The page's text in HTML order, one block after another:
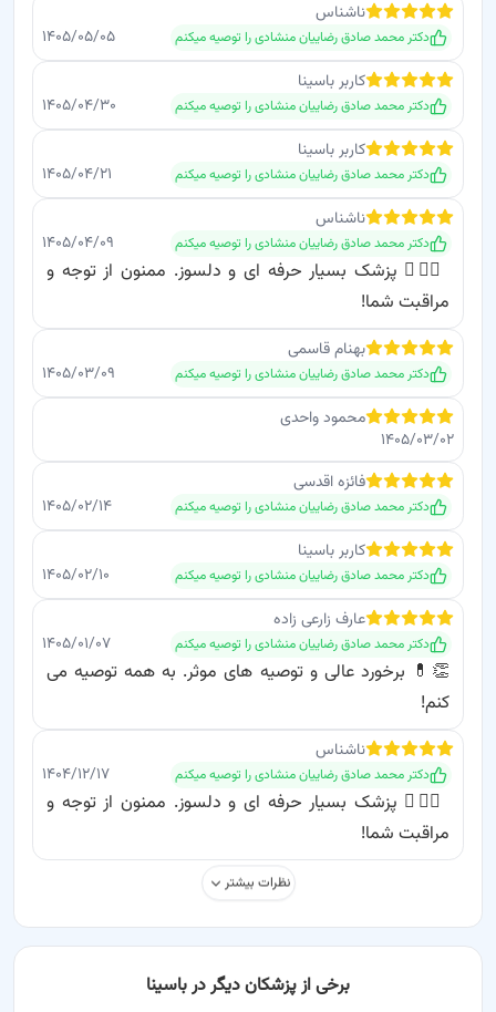
ناشناس
دکتر محمد صادق رضاییان منشادیرا توصیه میکنم
۱۴۰۵/۰۵/۰۵
کاربر باسینا
دکتر محمد صادق رضاییان منشادیرا توصیه میکنم
۱۴۰۵/۰۴/۳۰
کاربر باسینا
دکتر محمد صادق رضاییان منشادیرا توصیه میکنم
۱۴۰۵/۰۴/۲۱
ناشناس
دکتر محمد صادق رضاییان منشادیرا توصیه میکنم ۱۴۰۵/۰۴/۰۹
👨‍⚕️✨ پزشک بسیار حرفه ای و دلسوز. ممنون از توجه و
مراقبت شما!
بهنامقاسمی
دکتر محمد صادق رضاییان منشادیرا توصیه میکنم
۱۴۰۵/۰۳/۰۹
محمودواحدی
۱۴۰۵/۰۳/۰۲
فائزهاقدسی
دکتر محمد صادق رضاییان منشادیرا توصیه میکنم
۱۴۰۵/۰۲/۱۴
کاربر باسینا
دکتر محمد صادق رضاییان منشادیرا توصیه میکنم
۱۴۰۵/۰۲/۱۰
عارف زارعی زاده
دکتر محمد صادق رضاییان منشادیرا توصیه میکنم ۱۴۰۵/۰۱/۰۷
👏💊 برخورد عالی و توصیه های موثر. به همه توصیه می
کنم!
ناشناس
دکتر محمد صادق رضاییان منشادیرا توصیه میکنم ۱۴۰۴/۱۲/۱۷
👨‍⚕️✨ پزشک بسیار حرفه ای و دلسوز. ممنون از توجه و
مراقبت شما!
نظرات بیشتر
برخی از پزشکان دیگر در باسینا